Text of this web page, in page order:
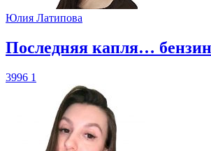
Юлия Латипова
​Последняя капля…
3996 1